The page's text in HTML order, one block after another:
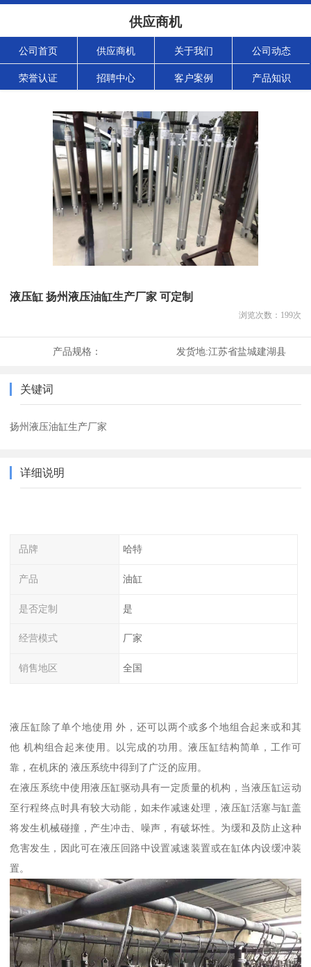
供应商机
公司首页 供应商机 关于我们 公司动态
荣誉认证 招聘中心 客户案例 产品知识
液压缸 扬州液压油缸生产厂家 可定制
浏览次数： 199次
产品规格： 发货地:江苏省盐城建湖县
关键词
扬州液压油缸生产厂家
详细说明
品牌 哈特
产品 油缸
是否定制 是
经营模式 厂家
销售地区 全国
液压缸除了单个地使用 外，还可以两个或多个地组合起来或和其
他 机构组合起来使用。以完成的功用。液压缸结构简单，工作可
靠，在机床的 液压系统中得到了广泛的应用。
在液压系统中使用液压缸驱动具有一定质量的机构，当液压缸运动
至行程终点时具有较大动能，如未作减速处理，液压缸活塞与缸盖
将发生机械碰撞，产生冲击、噪声，有破坏性。为缓和及防止这种
危害发生，因此可在液压回路中设置减速装置或在缸体内设缓冲装
置。